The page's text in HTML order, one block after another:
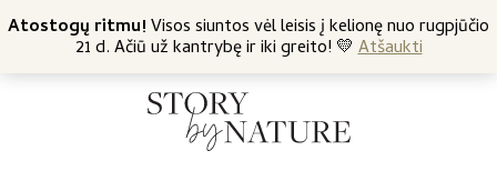
Atostogų ritmu!Visos siuntos vėl leisis į kelionę nuo rugpjūčio
21 d. Ačiū už kantrybę ir iki greito! 💛Atšaukti
Nemokamas siuntimas nuo 45 Eur +370 682 57369